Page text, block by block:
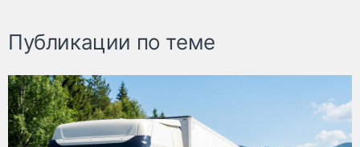
Публикации по теме